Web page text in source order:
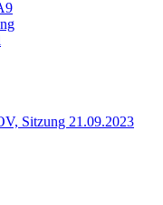
Sitzung 21.09.2023